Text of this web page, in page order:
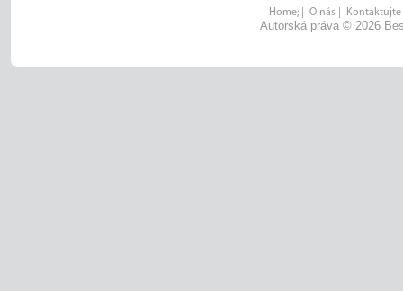
Home;| O nás Kontaktujte
Autorská práva © 2026